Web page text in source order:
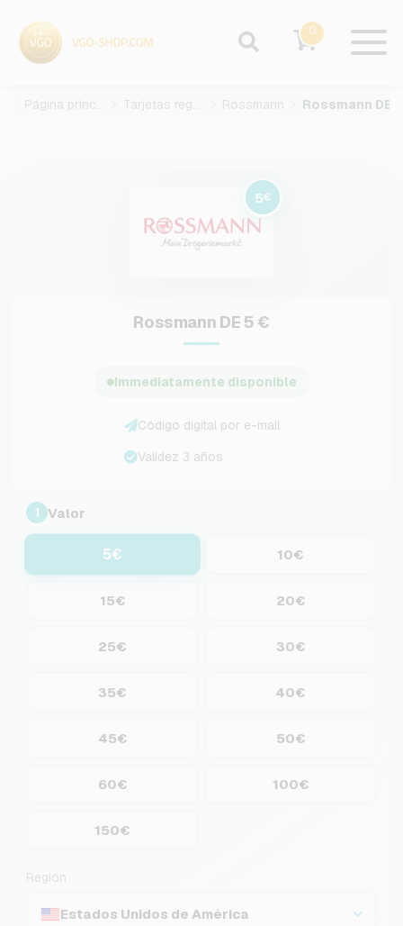
0
Página principal Tarjetas regalo Rossmann
5€
Rossmann DE 5 €
Immediatamente disponible
Código digital por e-mail
Validez 3 años
1 Valor
5€ 10€
15€ 20€
25€ 30€
35€ 40€
45€ 50€
60€ 100€
150€
Región
Estados Unidos de América